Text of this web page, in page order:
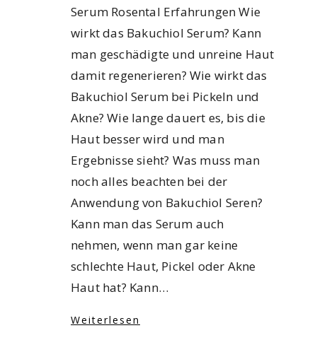
Serum Rosental Erfahrungen Wie
wirkt das Bakuchiol Serum? Kann
man geschädigte und unreine Haut
damit regenerieren? Wie wirkt das
Bakuchiol Serum bei Pickeln und
Akne? Wie lange dauert es, bis die
Haut besser wird und man
Ergebnisse sieht? Was muss man
noch alles beachten bei der
Anwendung von Bakuchiol Seren?
Kann man das Serum auch
nehmen, wenn man gar keine
schlechte Haut, Pickel oder Akne
Haut hat? Kann…
Weiterlesen